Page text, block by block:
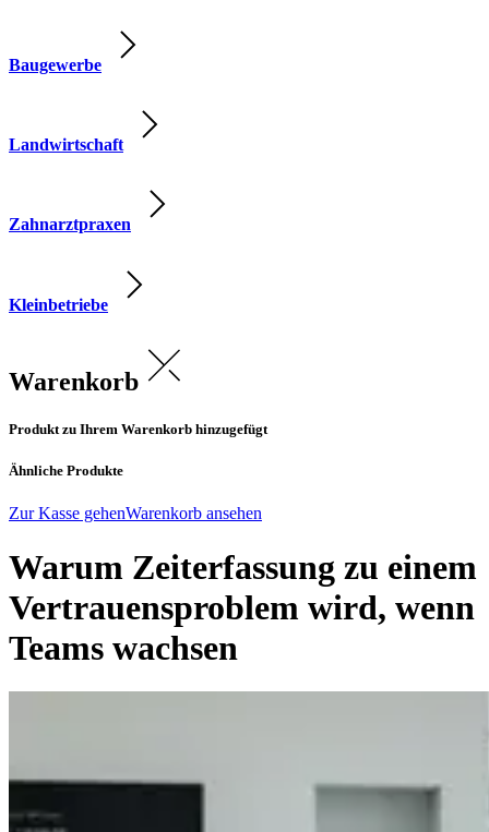
Baugewerbe
Landwirtschaft
Zahnarztpraxen
Kleinbetriebe
Warenkorb
Produkt zu Ihrem Warenkorb hinzugefügt
Ähnliche Produkte
Zur Kasse gehenWarenkorb ansehen
Warum Zeiterfassung zu einem
Vertrauensproblem wird, wenn
Teams wachsen